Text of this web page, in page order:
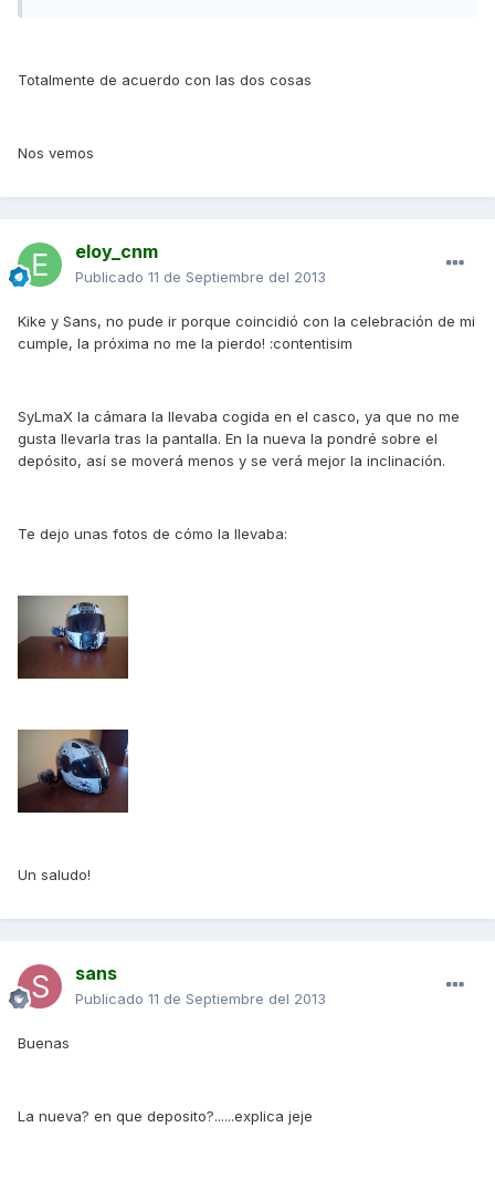
Totalmente de acuerdo con las dos cosas
Nos vemos
eloy_cnm
Publicado 11 de Septiembre del 2013
Kike y Sans, no pude ir porque coincidió con la celebración de mi
cumple, la próxima no me la pierdo! :contentisim
SyLmaX la cámara la llevaba cogida en el casco, ya que no me
gusta llevarla tras la pantalla. En la nueva la pondré sobre el
depósito, así se moverá menos y se verá mejor la inclinación.
Te dejo unas fotos de cómo la llevaba:
Un saludo!
sans
Publicado 11 de Septiembre del 2013
Buenas
La nueva? en que deposito?......explica jeje